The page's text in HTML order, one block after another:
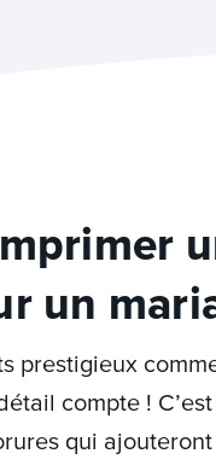
un
prestigieux
compte !
qui